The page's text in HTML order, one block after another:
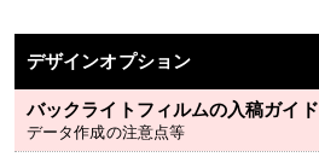
デザインオプション
バックライトフィルムの入稿ガイド
データ作成の注意点等